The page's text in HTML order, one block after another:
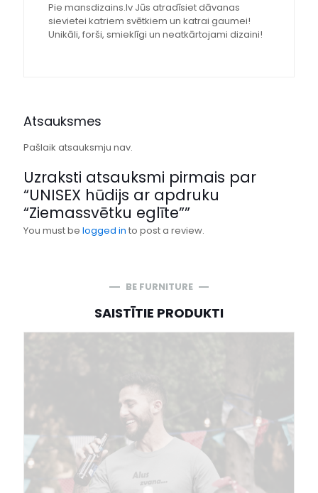
Pie mansdizains.lv Jūs atradīsiet dāvanas
sievietei katriem svētkiem un katrai gaumei!
Unikāli, forši, smieklīgi un neatkārtojami dizaini!
Atsauksmes
Pašlaik atsauksmju nav.
Uzraksti atsauksmi pirmais par
“UNISEX hūdijs ar apdruku
“Ziemassvētku eglīte””
You must be logged in to post a review.
BE FURNITURE
SAISTĪTIE PRODUKTI